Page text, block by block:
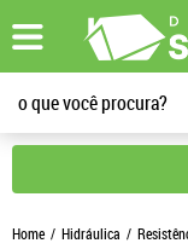
Home Hidráulica